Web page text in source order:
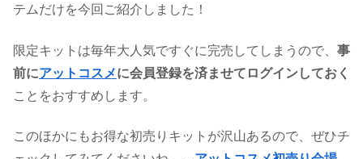
テムだけを今回ご紹介しました！
限定キットは毎年大人気ですぐに完売してしまうので、 事
前にアットコスメに会員登録を済ませてログインしておく
ことをおすすめします。
このほかにもお得な初売りキットが沢山あるので、ぜひチ